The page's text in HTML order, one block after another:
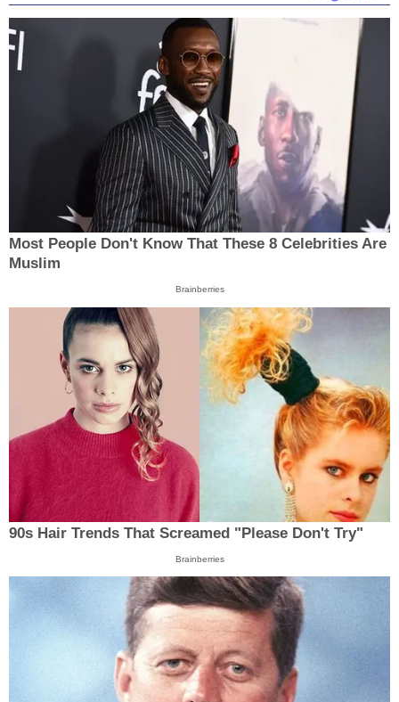
Most People Don't Know That These 8 Celebrities Are
Muslim
Brainberries
90s Hair Trends That Screamed "Please Don't Try"
Brainberries